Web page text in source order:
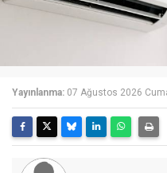
Yayınlanma: 07 Ağustos 2026